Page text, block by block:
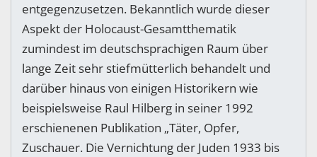
entgegenzusetzen. Bekanntlich wurde dieser
Aspekt der Holocaust-Gesamtthematik
zumindest im deutschsprachigen Raum über
lange Zeit sehr stiefmütterlich behandelt und
darüber hinaus von einigen Historikern wie
beispielsweise Raul Hilberg in seiner 1992
erschienenen Publikation „Täter, Opfer,
Zuschauer. Die Vernichtung der Juden 1933 bis